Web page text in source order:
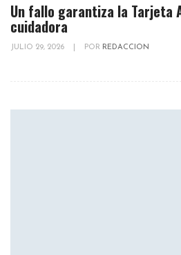
Un fallo garantiza la Tarjeta
cuidadora
JULIO 29, 2026 POR REDACCION